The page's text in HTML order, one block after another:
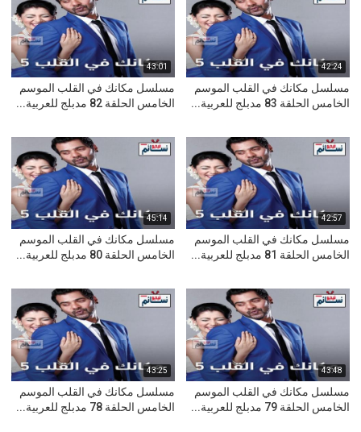
42:24
مسلسل مكانك في القلب الموسم
الخامس الحلقة 83 مدبلج للعربية...
43:01
مسلسل مكانك في القلب الموسم
الخامس الحلقة 82 مدبلج للعربية...
42:57
مسلسل مكانك في القلب الموسم
الخامس الحلقة 81 مدبلج للعربية...
45:14
مسلسل مكانك في القلب الموسم
الخامس الحلقة 80 مدبلج للعربية...
43:48
مسلسل مكانك في القلب الموسم
الخامس الحلقة 79 مدبلج للعربية...
43:25
مسلسل مكانك في القلب الموسم
الخامس الحلقة 78 مدبلج للعربية...